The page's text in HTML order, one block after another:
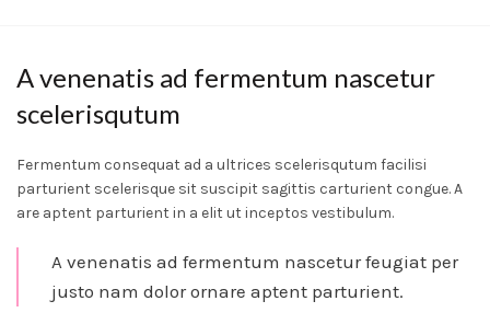
A venenatis ad fermentum nascetur
scelerisqutum
Fermentum consequat ad a ultrices scelerisqutum facilisi
parturient scelerisque sit suscipit sagittis carturient congue. A
are aptent parturient in a elit ut inceptos vestibulum.
A venenatis ad fermentum nascetur feugiat per
justo nam dolor ornare aptent parturient.